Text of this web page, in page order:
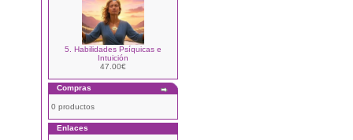
5. Habilidades Psíquicas e
Intuición
47.00€
Compras
0 productos
Enlaces